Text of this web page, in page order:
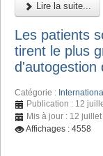
Lire la suite...
Les patients
tirent le plus
d'autogestion
Catégorie :
Publication : 12
Mis à jour : 12 juillet
Affichages : 4558